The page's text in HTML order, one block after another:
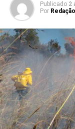
Publicado 2
Por